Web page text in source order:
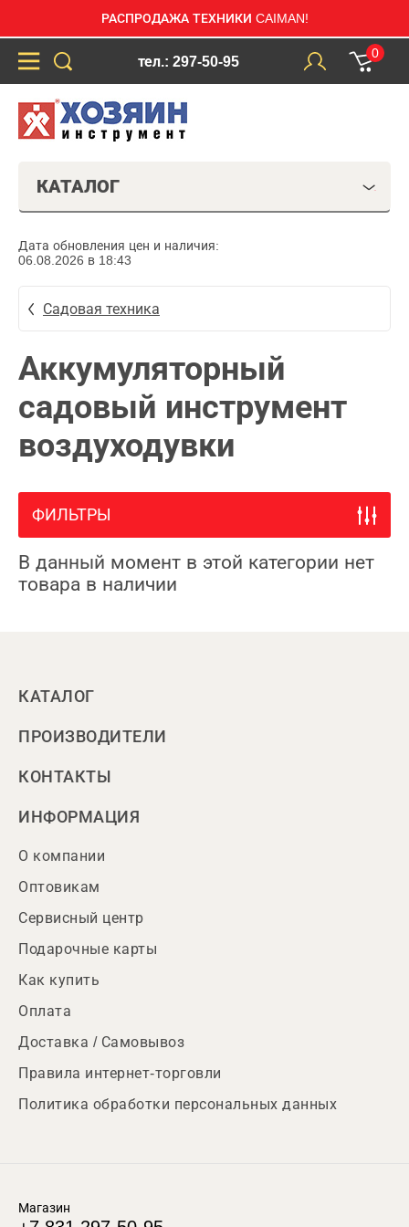
РАСПРОДАЖА ТЕХНИКИ CAIMAN!
тел.: 297-50-95
0
КАТАЛОГ
Дата обновления цен и наличия:
06.08.2026 в 18:43
Садовая техника
Аккумуляторный
садовый инструмент
воздуходувки
ФИЛЬТРЫ
В данный момент в этой категории нет
товара в наличии
КАТАЛОГ
ПРОИЗВОДИТЕЛИ
КОНТАКТЫ
ИНФОРМАЦИЯ
О компании
Оптовикам
Сервисный центр
Подарочные карты
Как купить
Оплата
Доставка / Самовывоз
Правила интернет-торговли
Политика обработки персональных данных
Магазин